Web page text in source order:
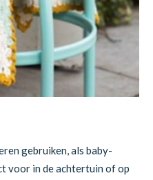
gebruiken, als baby-
voor in de achtertuin of op